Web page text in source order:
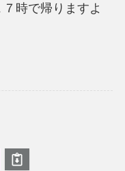
時で帰りますよ